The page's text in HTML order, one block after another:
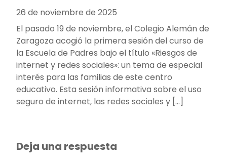
26 de noviembre de 2025
El pasado 19 de noviembre, el Colegio Alemán de
Zaragoza acogió la primera sesión del curso de
la Escuela de Padres bajo el título «Riesgos de
internet y redes sociales»: un tema de especial
interés para las familias de este centro
educativo. Esta sesión informativa sobre el uso
seguro de internet, las redes sociales y […]
Deja una respuesta